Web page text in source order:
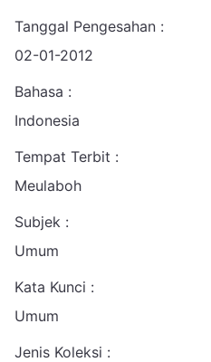
Tanggal Pengesahan :
02-01-2012
Bahasa :
Indonesia
Tempat Terbit :
Meulaboh
Subjek :
Umum
Kata Kunci :
Umum
Jenis Koleksi :